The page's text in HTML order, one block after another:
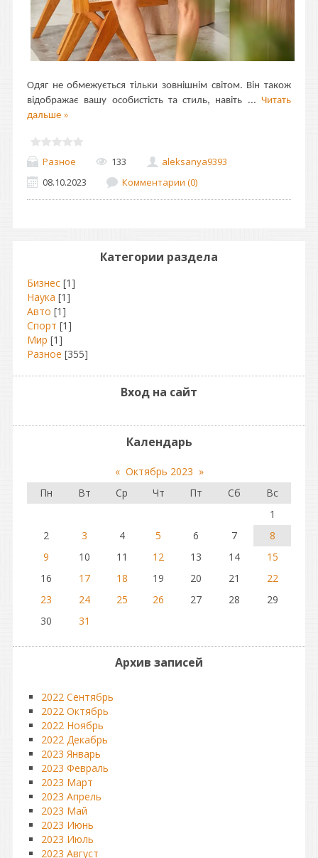
Одяг не обмежується тільки зовнішнім світом. Він також
відображає вашу особистість та стиль, навіть ...Читать
дальше »
Разное 133
aleksanya9393
08.10.2023
Комментарии (0)
Категории раздела
Бизнес [1]
Наука [1]
Авто [1]
Спорт [1]
Мир [1]
Разное [355]
Вход на сайт
Календарь
« Октябрь 2023 »
Пн
Вт Ср Чт Пт Сб
Вс
1
2
3 4 5 6 7
8
9
10 11 12 13 14
15
16
17 18 19 20 21
22
23
24 25 26 27 28
29
30
31
Архив записей
2022 Сентябрь
2022 Октябрь
2022 Ноябрь
2022 Декабрь
2023 Январь
2023 Февраль
2023 Март
2023 Апрель
2023 Май
2023 Июнь
2023 Июль
2023 Август